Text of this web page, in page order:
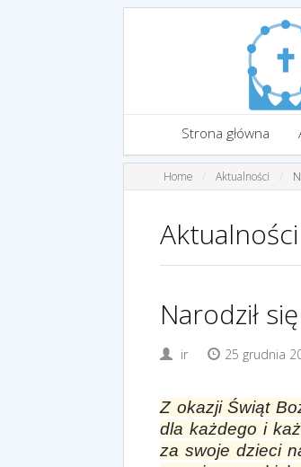
Strona główna
Home Aktualności
Aktualności
Narodził
ir 25 grudnia
Z okazji Świąt
dla każdego i
za swoje dzieci